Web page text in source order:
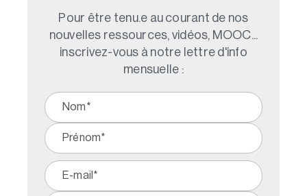
Pour être tenu.e au courant de nos
nouvelles ressources, vidéos, MOOC...
inscrivez-vous à notre lettre d'info
mensuelle :